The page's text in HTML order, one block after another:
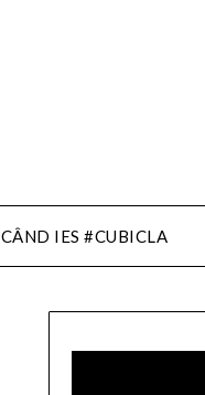
CÂND IES #CUBICLA